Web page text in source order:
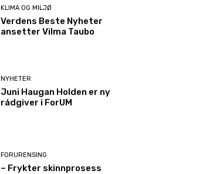
KLIMA OG MILJØ
Verdens Beste Nyheter
ansetter Vilma Taubo
NYHETER
Juni Haugan Holden er ny
rådgiver i ForUM
FORURENSING
– Frykter skinnprosess